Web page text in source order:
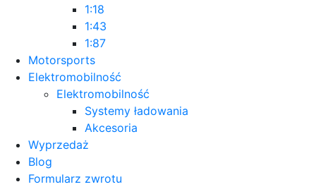
1:18
1:43
1:87
Motorsports
Elektromobilność
Elektromobilność
Systemy ładowania
Akcesoria
Wyprzedaż
Blog
Formularz zwrotu